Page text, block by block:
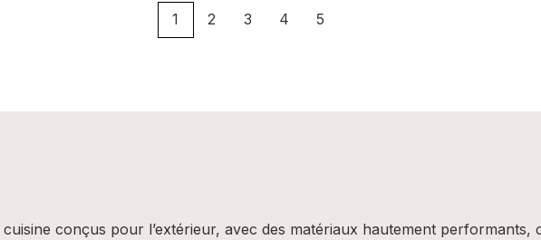
1 2 3 4 5
conçus pour l’extérieur, avec des matériaux hautement performants,